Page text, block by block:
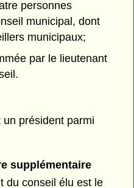
personnes
municipal, dont
municipaux;
par le lieutenant
un président parmi
supplémentaire
du conseil élu est le